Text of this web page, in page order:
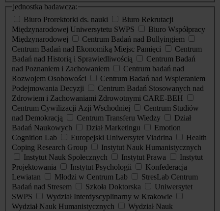
jednostka badawcza:
Biuro Prorektorki ds. nauki
Biuro Rekrutacji
Międzynarodowej Uniwersytetu SWPS
Biuro Współpracy
Międzynarodowej
Centrum Badań nad Bullyingiem
Centrum Badań nad Ekonomiką Miejsc Pamięci
Centrum
Badań nad Historią i Sprawiedliwością
Centrum Badań
nad Poznaniem i Zachowaniem
Centrum badań nad
Rozwojem Osobowości
Centrum Badań nad Wspieraniem
Podejmowania Decyzji
Centrum Badań Stosowanych nad
Zdrowiem i Zachowaniami Zdrowotnymi CARE-BEH
Centrum Cywilizacji Azji Wschodniej
Centrum Studiów
nad Demokracją
Centrum Transferu Wiedzy
Dział
Badań Naukowych
Dział Marketingu
Emotion
Cognition Lab
Europejski Uniwersytet Viadrina
Health
Coping Research Group
Instytut Nauk Humanistycznych
Instytut Nauk Społecznych
Instytut Prawa
Instytut
Projektowania
Instytut Psychologii
Konfederacja
Lewiatan
Młodzi w Centrum Lab
StresLab Centrum
Badań nad Stresem
Szkoła Doktorska
Uniwersytet
SWPS
Wydział Interdyscyplinarny w Krakowie
Wydział Nauk Humanistycznych
Wydział Nauk